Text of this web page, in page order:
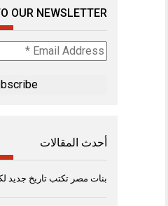
OUR NEWSLETTER
Email
Address
أحدث المقالات
بنات مصر تكتب تاريخ جديد